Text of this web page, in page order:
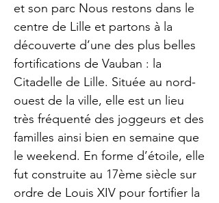
et son parc Nous restons dans le
centre de Lille et partons à la
découverte d’une des plus belles
fortifications de Vauban : la
Citadelle de Lille. Située au nord-
ouest de la ville, elle est un lieu
très fréquenté des joggeurs et des
familles ainsi bien en semaine que
le weekend. En forme d’étoile, elle
fut construite au 17ème siècle sur
ordre de Louis XIV pour fortifier la